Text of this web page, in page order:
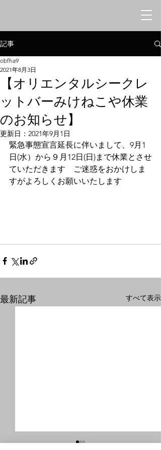
記事
【オリエンタルシークレ
ットバーみけねこや休業
のお知らせ】
obfha9
2021年8月3日
更新日： 2021年9月1日
緊急事態宣言延長に伴いまして、9月1
日(水）から９月12日(日)まで休業とさせ
ていただきます　ご迷惑をおかけしま
すがよろしくお願いいたします
最新記事 すべて表示